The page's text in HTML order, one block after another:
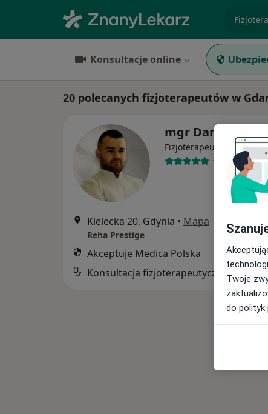
Konsultacje online
20 polecanych fizjoterapeutów w
mgr Damian Kloc
Fizjoterapeuta Więcej
11 opinii
Kielecka 20, Gdynia • Mapa
Reha Prestige
Akceptuje Medica Polska
Twoje
do polityk